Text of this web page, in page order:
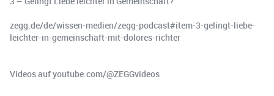
zegg.de/de/wissen-medien/zegg-podcast#item-3-gelingt-liebe-
leichter-in-gemeinschaft-mit-dolores-richter
Videos auf youtube.com/@ZEGGvideos